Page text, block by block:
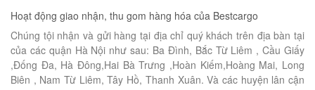
Hoạt động giao nhận, thu gom hàng hóa của Bestcargo
Chúng tội nhận và gửi hàng tại địa chỉ quý khách trên địa bàn tại
của các quận Hà Nội như sau: Ba Đình, Bắc Từ Liêm , Cầu Giấy
,Đống Đa, Hà Đông,Hai Bà Trưng ,Hoàn Kiếm,Hoàng Mai, Long
Biên , Nam Từ Liêm, Tây Hồ, Thanh Xuân. Và các huyện lân cận